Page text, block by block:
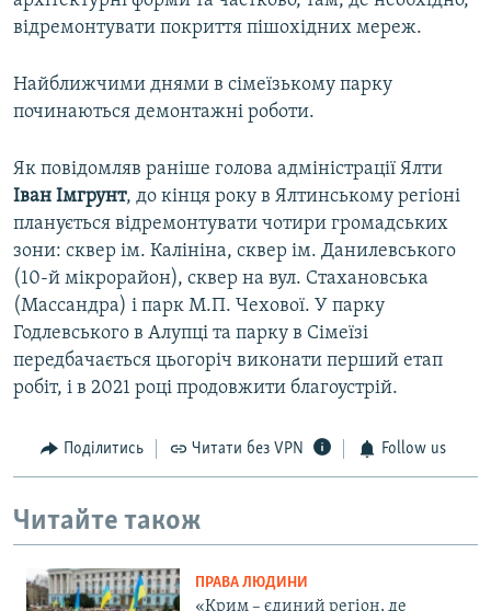
відремонтувати покриття пішохідних мереж.
Найближчими днями в сімеїзькому парку
починаються демонтажні роботи.
Як повідомляв раніше голова адміністрації Ялти
Іван Імгрунт, до кінця року в Ялтинському регіоні
планується відремонтувати чотири громадських
зони: сквер ім. Калініна, сквер ім. Данилевського
(10-й мікрорайон), сквер на вул. Стахановська
(Массандра) і парк М.П. Чехової. У парку
Годлевського в Алупці та парку в Сімеїзі
передбачається цьогоріч виконати перший етап
робіт, і в 2021 році продовжити благоустрій.
Поділитись Читати без VPN Follow us
Читайте також
ПРАВА ЛЮДИНИ
«Крим – єдиний регіон, де